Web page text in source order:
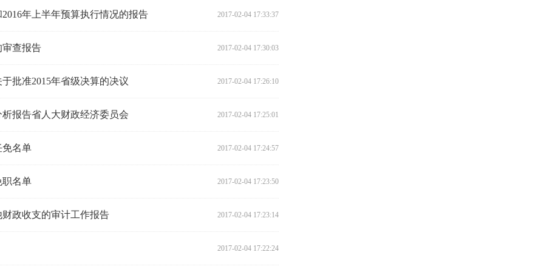
年上半年预算执行情况的报告 2017-02-04 17:33:37
审查报告 2017-02-04 17:30:03
批准2015年省级决算的决议 2017-02-04 17:26:10
报告省人大财政经济委员会 2017-02-04 17:25:01
免名单 2017-02-04 17:24:57
职名单 2017-02-04 17:23:50
政收支的审计工作报告 2017-02-04 17:23:14
2017-02-04 17:22:24